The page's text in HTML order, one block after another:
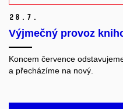
28. 7.
Výjmečný provoz
Koncem července
a přecházíme na nový.